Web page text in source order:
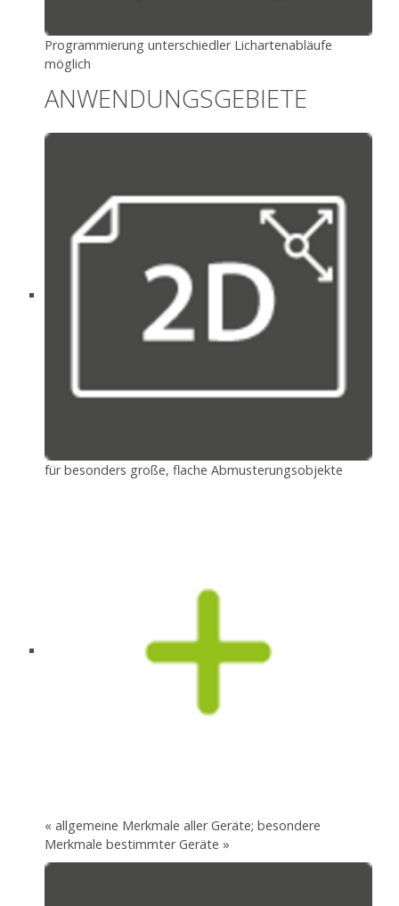
Programmierung unterschiedler Lichartenabläufe
möglich
ANWENDUNGSGEBIETE
für besonders große, flache Abmusterungsobjekte
« allgemeine Merkmale aller Geräte; besondere
Merkmale bestimmter Geräte »